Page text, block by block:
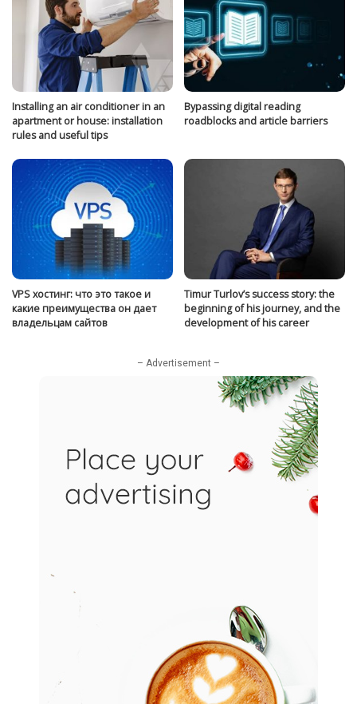
Installing an air conditioner in an
apartment or house: installation
rules and useful tips
Bypassing digital reading
roadblocks and article barriers
VPS хостинг: что это такое и
какие преимущества он дает
владельцам сайтов
Timur Turlov’s success story: the
beginning of his journey, and the
development of his career
– Advertisement –